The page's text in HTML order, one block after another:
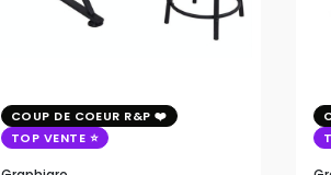
COUP DE COEUR R&P
TOP VENTE